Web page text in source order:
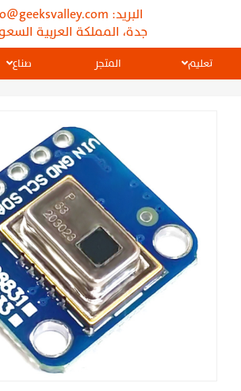
البريد:
جدة، المملكة العربية
تعليم المتجر صناع